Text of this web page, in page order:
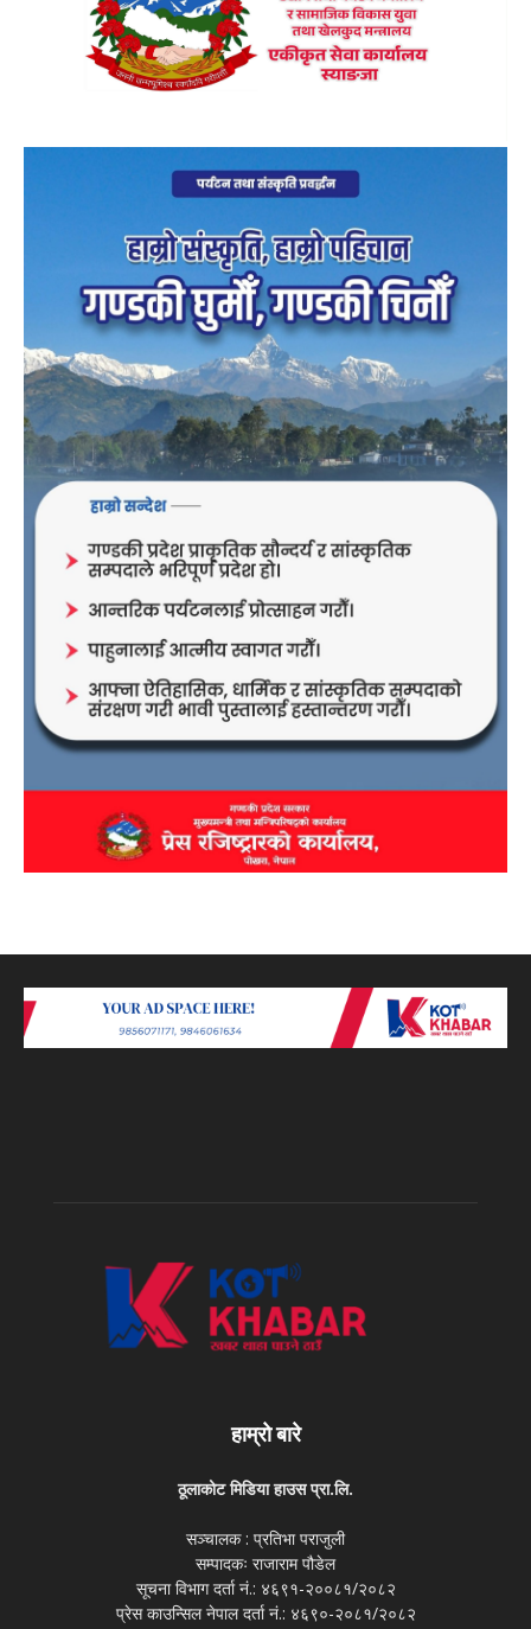
हाम्रो बारे
ठूलाकोट मिडिया हाउस प्रा.लि.
सञ्चालक : प्रतिभा पराजुली
सम्पादकः राजाराम पौडेल
सूचना विभाग दर्ता नं.: ४६९१-२००८१/२०८२
प्रेस काउन्सिल नेपाल दर्ता नं.: ४६९०-२०८१/२०८२